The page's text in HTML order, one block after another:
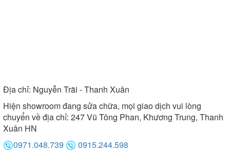
Địa chỉ: Nguyễn Trãi - Thanh Xuân
Hiện showroom đang sửa chữa, mọi giao dịch vui lòng
chuyển về địa chỉ: 247 Vũ Tông Phan, Khương Trung, Thanh
Xuân HN
0971.048.739
0915.244.598